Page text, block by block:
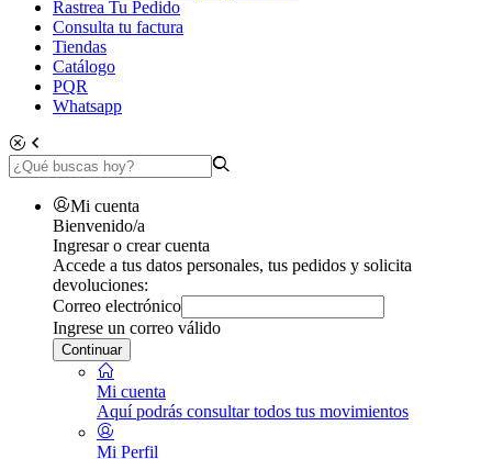
Rastrea Tu Pedido
Consulta tu factura
Tiendas
Catálogo
PQR
Whatsapp
Mi cuenta
Bienvenido/a
Ingresar o crear cuenta
Accede a tus datos personales, tus pedidos y solicita
devoluciones:
Correo electrónico
Ingrese un correo válido
Continuar
Mi cuenta
Aquí podrás consultar todos tus movimientos
Mi Perfil